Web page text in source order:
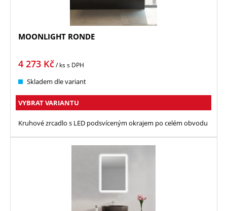
MOONLIGHT RONDE
4 273 Kč/ kss DPH
Skladem dle variant
VYBRAT VARIANTU
Kruhové zrcadlo s LED podsvíceným okrajem po celém obvodu